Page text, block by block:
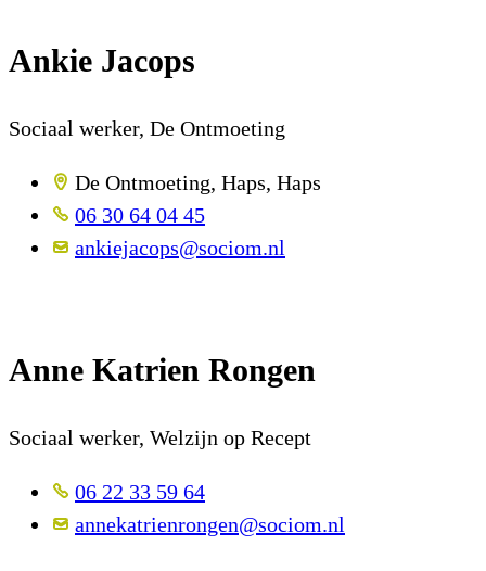
Ankie Jacops
Sociaal werker, De Ontmoeting
De Ontmoeting, Haps, Haps
06 30 64 04 45
ankiejacops@sociom.nl
Anne Katrien Rongen
Sociaal werker, Welzijn op Recept
06 22 33 59 64
annekatrienrongen@sociom.nl